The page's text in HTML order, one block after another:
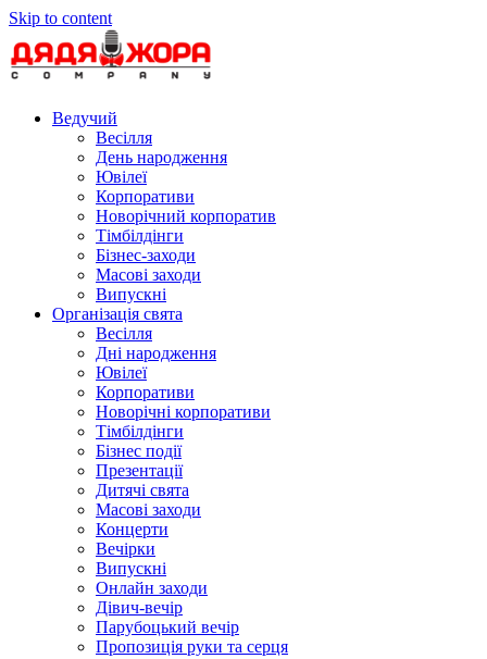
Skip to content
Ведучий
Весілля
День народження
Ювілеї
Корпоративи
Новорічний корпоратив
Тімбілдінги
Бізнес-заходи
Масові заходи
Випускні
Організація свята
Весілля
Дні народження
Ювілеї
Корпоративи
Новорічні корпоративи
Тімбілдінги
Бізнес події
Презентації
Дитячі свята
Масові заходи
Концерти
Вечірки
Випускні
Онлайн заходи
Дівич-вечір
Парубоцький вечір
Пропозиція руки та серця